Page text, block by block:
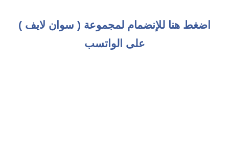
اضغط هنا للإنضمام لمجموعة ( سوان لايف )
على الواتسب